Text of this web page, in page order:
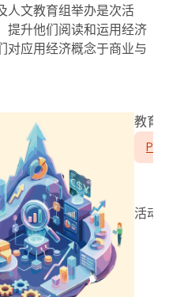
人文教育组举办是次活
提升他们阅读和运用经济
对应用经济概念于商业与
教育
PDF
活动